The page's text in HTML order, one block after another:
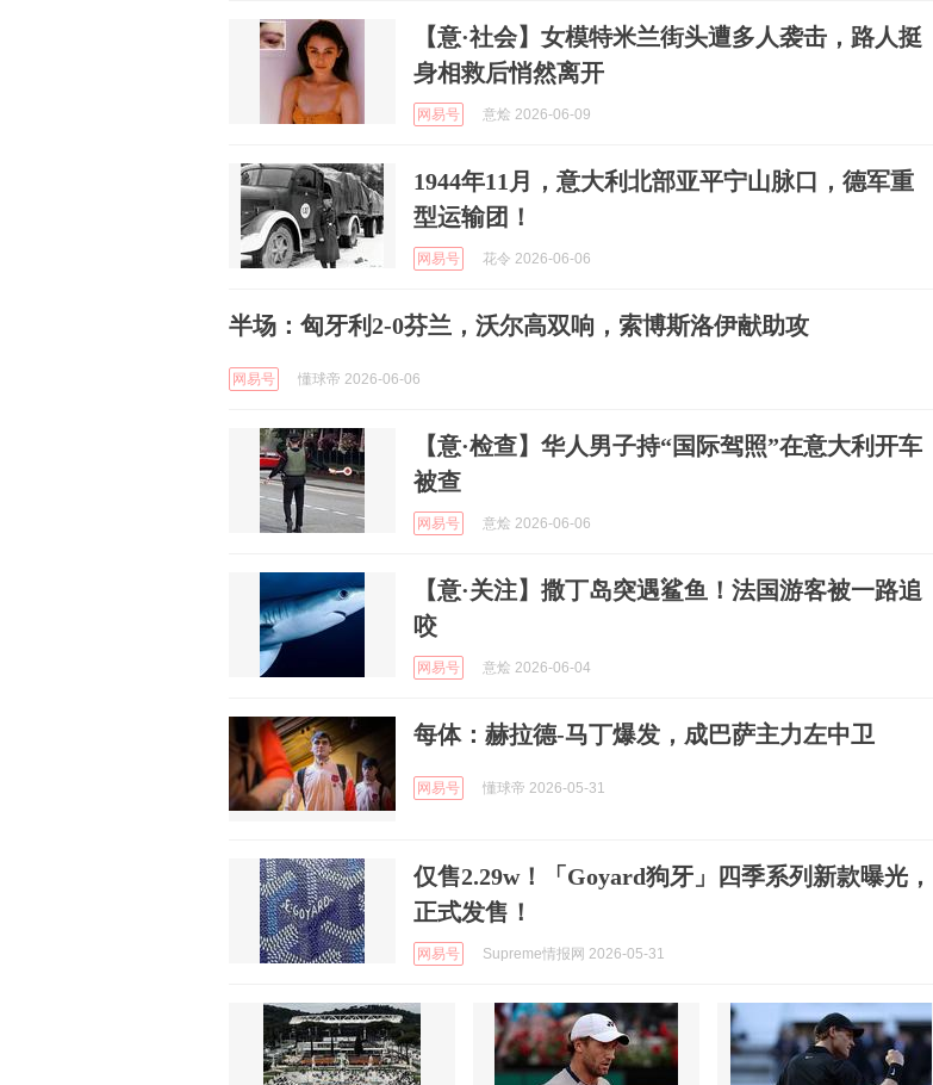
【意·社会】女模特米兰街头遭多人袭击，路人挺
身相救后悄然离开
网易号 意烩 2026-06-09
1944年11月，意大利北部亚平宁山脉口，德军重
型运输团！
网易号 花令 2026-06-06
半场：匈牙利2-0芬兰，沃尔高双响，索博斯洛伊献助攻
网易号 懂球帝 2026-06-06
【意·检查】华人男子持“国际驾照”在意大利开车
被查
网易号 意烩 2026-06-06
【意·关注】撒丁岛突遇鲨鱼！法国游客被一路追
咬
网易号 意烩 2026-06-04
每体：赫拉德-马丁爆发，成巴萨主力左中卫
网易号 懂球帝 2026-05-31
仅售2.29w！「Goyard狗牙」四季系列新款曝光，
正式发售！
网易号 Supreme情报网 2026-05-31